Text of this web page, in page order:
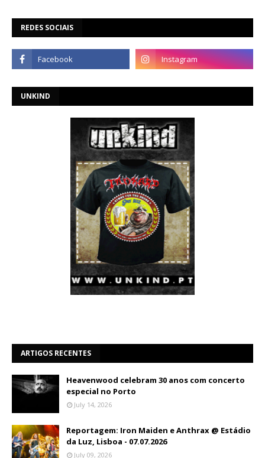
REDES SOCIAIS
UNKIND
ARTIGOS RECENTES
Heavenwood celebram 30 anos com concerto
especial no Porto
July 14, 2026
Reportagem: Iron Maiden e Anthrax @ Estádio
da Luz, Lisboa - 07.07.2026
July 09, 2026